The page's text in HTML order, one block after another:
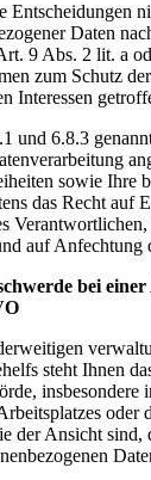
Entscheidungen
Daten
9 Abs. 2 lit. a
zum Schutz
Interessen
und 6.8.3
sowie Ihre
das Recht auf
auf Anfechtung
bei
steht Ihnen
insbesondere
oder
der Ansicht sind,